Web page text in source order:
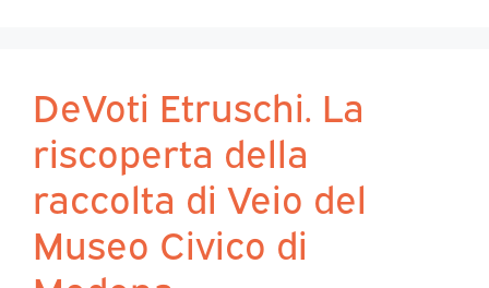
DeVoti Etruschi. La
riscoperta della
raccolta di Veio del
Museo Civico di